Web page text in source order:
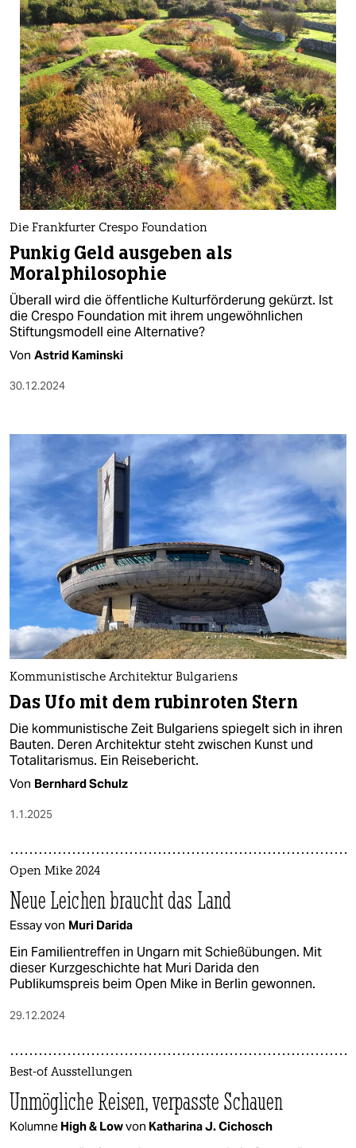
Die Frankfurter Crespo Foundation
Punkig Geld ausgeben als
Moralphilosophie
Überall wird die öffentliche Kulturförderung gekürzt. Ist
die Crespo Foundation mit ihrem ungewöhnlichen
Stiftungsmodell eine Alternative?
Von Astrid Kaminski
30.12.2024
Kommunistische Architektur Bulgariens
Das Ufo mit dem rubinroten Stern
Die kommunistische Zeit Bulgariens spiegelt sich in ihren
Bauten. Deren Architektur steht zwischen Kunst und
Totalitarismus. Ein Reisebericht.
Von Bernhard Schulz
1.1.2025
Open Mike 2024
Neue Leichen braucht das Land
Essay von Muri Darida
Ein Familientreffen in Ungarn mit Schießübungen. Mit
dieser Kurzgeschichte hat Muri Darida den
Publikumspreis beim Open Mike in Berlin gewonnen.
29.12.2024
Best-of Ausstellungen
Unmögliche Reisen, verpasste Schauen
Kolumne High & Lowvon Katharina J. Cichosch